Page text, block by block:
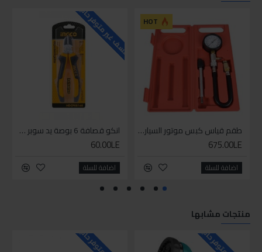
HOT
طقم قياس كبس موتور السياره 3 ق
675.00LE
اضافة للسلة
للاسف غير متوفر حاليا
انكو قصافة 6 بوصة يد سوبر وان
60.00LE
اضافة للسلة
منتجات مشابها